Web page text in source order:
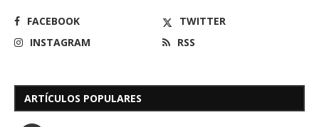
FACEBOOK
TWITTER
INSTAGRAM
RSS
ARTÍCULOS POPULARES